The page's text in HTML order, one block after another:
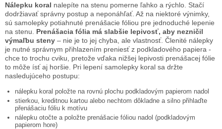
Nálepku koral nalepíte na stenu pomerne ľahko a rýchlo. Stačí
dodržiavať správny postup a neponáhľať. Až na niektoré výnimky,
sú samolepky potiahnuté prenášacie fóliou pre jednoduché lepenie
na stenu. Prenášacia fólia má slabšie lepivosť, aby nezničil
výmaľbu steny – nie je to jej chyba, ale vlastnosť. Členité nálepky
je nutné správnym přihlazením preniesť z podkladového papiera -
chce to trochu cviku, pretože vďaka nižšej lepivosti prenášacej fólie
to môže ísť aj horšie. Pri lepení samolepky koral sa držte
nasledujúceho postupu:
nálepku koral položte na rovnú plochu podkladovým papierom nadol
stierkou, kreditnou kartou alebo nechtom dôkladne a silno přihlaďte
přenášaciu fóliu k motívu
nálepku otočte a položte prenášacie fóliou nadol (podkladovým
papierom hore)